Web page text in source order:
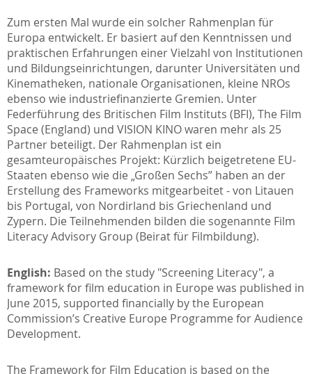
Zum ersten Mal wurde ein solcher Rahmenplan für
Europa entwickelt. Er basiert auf den Kenntnissen und
praktischen Erfahrungen einer Vielzahl von Institutionen
und Bildungseinrichtungen, darunter Universitäten und
Kinematheken, nationale Organisationen, kleine NROs
ebenso wie industriefinanzierte Gremien. Unter
Federführung des Britischen Film Instituts (BFI), The Film
Space (England) und VISION KINO waren mehr als 25
Partner beteiligt. Der Rahmenplan ist ein
gesamteuropäisches Projekt: Kürzlich beigetretene EU-
Staaten ebenso wie die „Großen Sechs” haben an der
Erstellung des Frameworks mitgearbeitet - von Litauen
bis Portugal, von Nordirland bis Griechenland und
Zypern. Die Teilnehmenden bilden die sogenannte Film
Literacy Advisory Group (Beirat für Filmbildung).
English: Based on the study "Screening Literacy", a
framework for film education in Europe was published in
June 2015, supported financially by the European
Commission’s Creative Europe Programme for Audience
Development.
The Framework for Film Education is based on the